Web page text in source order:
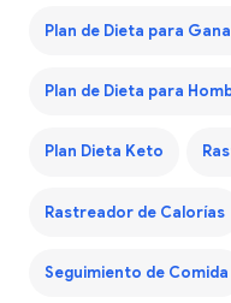
Plan de Dieta para
Plan de Dieta para
Plan Dieta Keto
Rastreador de Calorías
Seguimiento de Comida